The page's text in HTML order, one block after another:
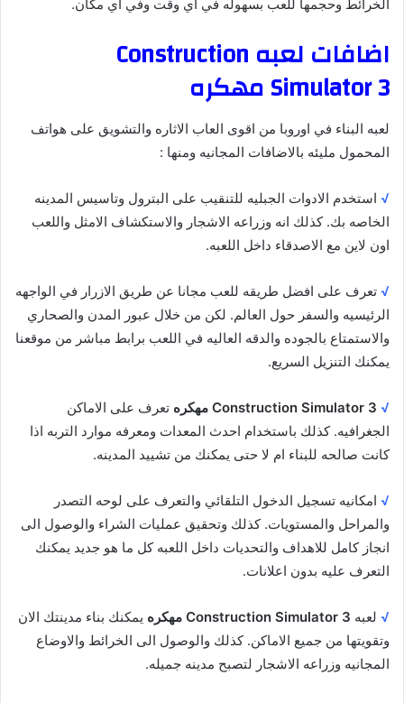
الخرائط وحجمها للعب بسهوله في اي وقت وفي اي مكان.
اضافات لعبه Construction
Simulator 3 مهكره
لعبه البناء في اوروبا من اقوى العاب الاثاره والتشويق على هواتف
المحمول مليئه بالاضافات المجانيه ومنها :
√ استخدم الادوات الجبليه للتنقيب على البترول وتاسيس المدينه
الخاصه بك. كذلك انه وزراعه الاشجار والاستكشاف الامثل واللعب
اون لاين مع الاصدقاء داخل اللعبه.
√ تعرف على افضل طريقه للعب مجانا عن طريق الازرار في الواجهه
الرئيسيه والسفر حول العالم. لكن من خلال عبور المدن والصحاري
والاستمتاع بالجوده والدقه العاليه في اللعب برابط مباشر من موقعنا
يمكنك التنزيل السريع.
√ مهكره تعرف على الاماكن
الجغرافيه. كذلك باستخدام احدث المعدات ومعرفه موارد التربه اذا
كانت صالحه للبناء ام لا حتى يمكنك من تشييد المدينه.
√ امكانيه تسجيل الدخول التلقائي والتعرف على لوحه التصدر
والمراحل والمستويات. كذلك وتحقيق عمليات الشراء والوصول الى
انجاز كامل للاهداف والتحديات داخل اللعبه كل ما هو جديد يمكنك
التعرف عليه بدون اعلانات.
√ لعبه Construction Simulator 3 مهكره
يمكنك بناء مدينتك الان
وتقويتها من جميع الاماكن. كذلك والوصول الى الخرائط والاوضاع
المجانيه وزراعه الاشجار لتصبح مدينه جميله.